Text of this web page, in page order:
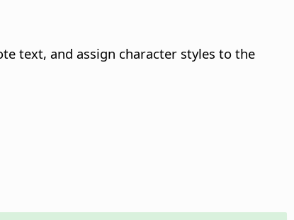
text, and assign character styles to the